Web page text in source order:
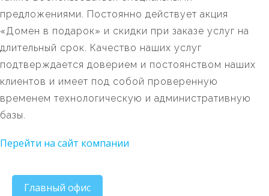
предложениями. Постоянно действует акция
«Домен в подарок» и скидки при заказе услуг на
длительный срок. Качество наших услуг
подтверждается доверием и постоянством наших
клиентов и имеет под собой проверенную
временем технологическую и административную
базы.
Перейти на сайт компании
Главный офис